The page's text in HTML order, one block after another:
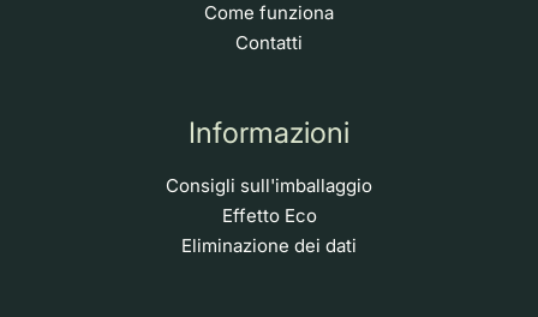
Come funziona
Contatti
Informazioni
Consigli sull'imballaggio
Effetto Eco
Eliminazione dei dati